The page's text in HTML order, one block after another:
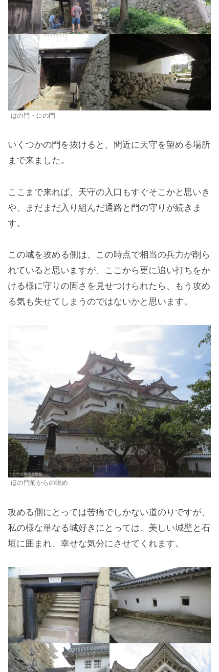
はの門・にの門
いくつかの門を抜けると、間近に天守を望める場所
まで来ました。
ここまで来れば、天守の入口もすぐそこかと思いき
や、まだまだ入り組んだ通路と門の守りが続きま
す。
この城を攻める側は、この時点で相当の兵力が削ら
れていると思いますが、ここから更に追い打ちをか
ける様に守りの固さを見せつけられたら、もう攻め
る気も失せてしまうのではないかと思います。
ほの門前からの眺め
攻める側にとっては苦痛でしかない道のりですが、
私の様な単なる城好きにとっては、美しい城壁と石
垣に囲まれ、幸せな気分にさせてくれます。